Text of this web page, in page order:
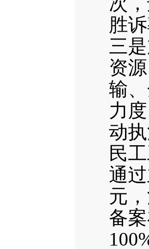
胜
三
资
输
力
动
民
通
元
备